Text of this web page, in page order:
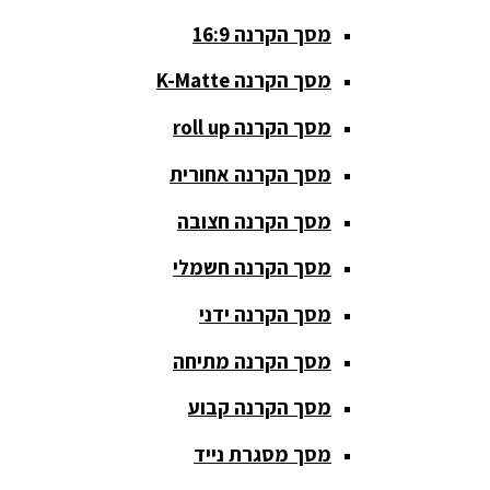
סאבים
וחצובות
ערכת קריוקי
שקטות
מערכות
הגברה
פלטות DJ
קונטרולים
מסך הקרנה 16:9
מסך הקרנה K-Matte
מסך הקרנה roll up
מסך הקרנה אחורית
מסך הקרנה חצובה
מסך הקרנה חשמלי
מסך הקרנה ידני
מסך הקרנה מתיחה
מסך הקרנה קבוע
מסך מסגרת נייד